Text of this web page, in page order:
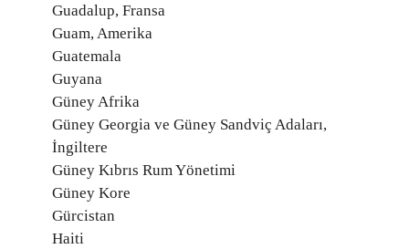
Guadalup, Fransa
Guam, Amerika
Guatemala
Guyana
Güney Afrika
Güney Georgia ve Güney Sandviç Adaları,
İngiltere
Güney Kıbrıs Rum Yönetimi
Güney Kore
Gürcistan
Haiti